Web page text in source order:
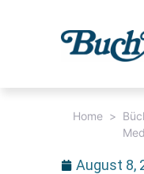
Home >
August 8,